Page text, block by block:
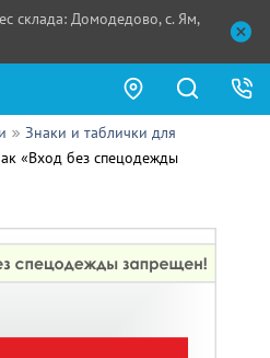
склада: Домодедово, с. Ям,
Знаки и таблички для
«Вход без спецодежды